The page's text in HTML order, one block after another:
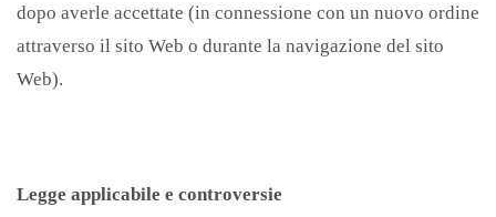
dopo averle accettate (in connessione con un nuovo ordine
attraverso il sito Web o durante la navigazione del sito
Web).
Legge applicabile e controversie